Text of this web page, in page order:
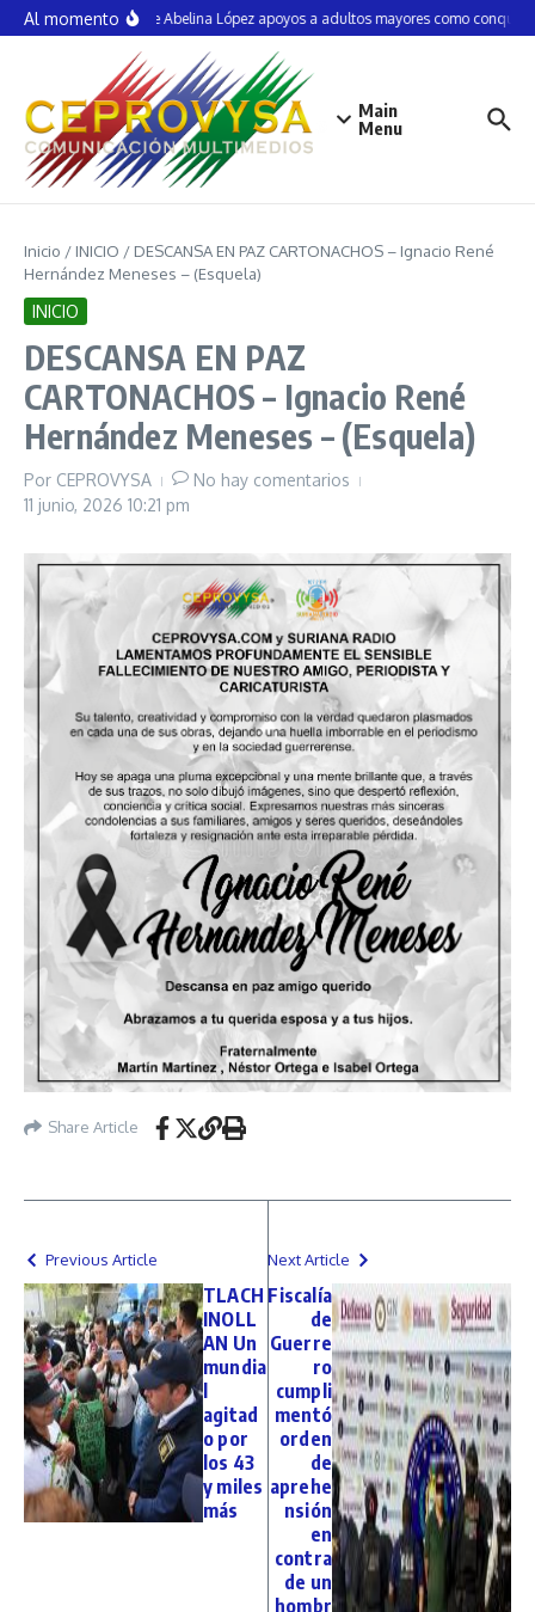
Saltar al contenido
Al momentoDefiende Abelina López apoyos a adultos mayores como
Main
Menu
Inicio / INICIO / DESCANSA EN PAZ CARTONACHOS – Ignacio René
Hernández Meneses – (Esquela)
INICIO
DESCANSA EN PAZ
CARTONACHOS – Ignacio René
Hernández Meneses – (Esquela)
Por CEPROVYSA
No hay comentarios
11 junio, 2026 10:21 pm
Share Article
Previous Article
TLACH
INOLL
AN Un
mundia
l
agitad
o por
los 43
y miles
más
Next Article
Fiscalía
de
Guerre
ro
cumpli
mentó
orden
de
aprehe
nsión
en
contra
de un
hombr